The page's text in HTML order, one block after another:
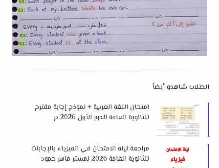
الطلاب شاهدو أيضاً
امتحان اللغة العربية + نموذج إجابة مقترح
للثانوية العامة الدور الأول 2026 م
مراجعة ليلة الامتحان في الفيزياء بالإجابات
للثانوية العامة 2026 لمستر ماهر حمود